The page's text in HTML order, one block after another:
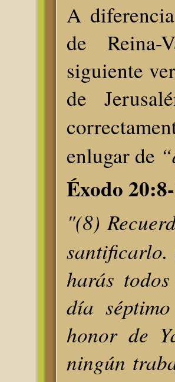
A
de Reina-
siguiente
de
enlugar de
Éxodo
"(8)
santificarlo.
harás
día
honor de
ningún